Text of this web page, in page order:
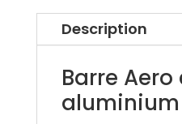
Description
Barre Aero
aluminium